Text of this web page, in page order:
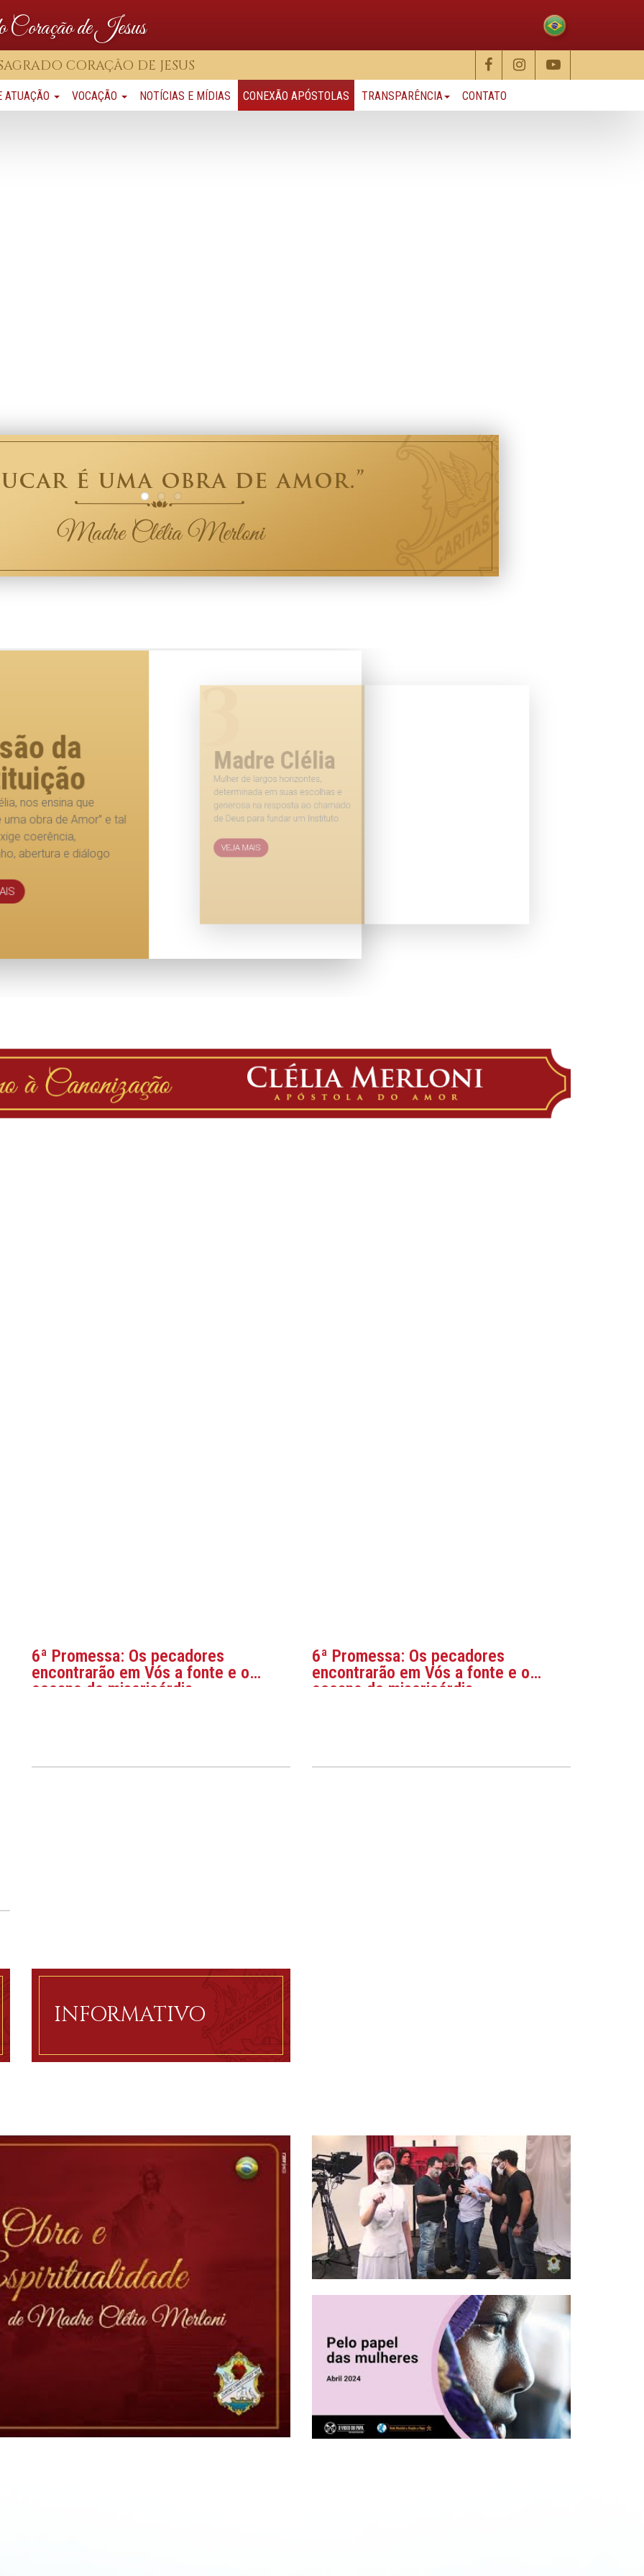
Coração de Jesus
CORAÇÃO DE JESUS
ATUAÇÃO VOCAÇÃO NOTÍCIAS E MÍDIAS CONEXÃO APÓSTOLAS TRANSPARÊNCIA
CONTATO
Clélia
largos horizontes,
em suas escolhas e
na resposta ao chamado
para fundar um Instituto
6ª Promessa: Os pecadores
encontrarão em Vós a fonte e o
oceano de misericórdia
6ª Promessa: Os pecadores
encontrarão em Vós a fonte e o
oceano de misericórdia
INFORMATIVO